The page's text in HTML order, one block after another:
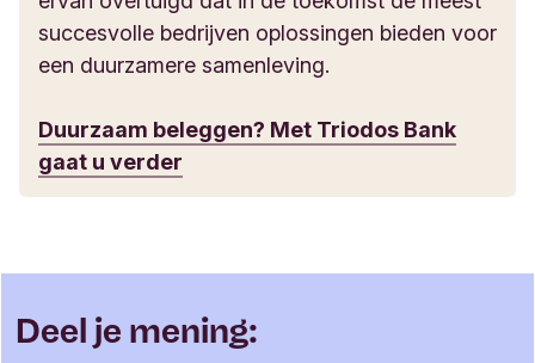
succesvolle bedrijven oplossingen bieden voor
een duurzamere samenleving.
Duurzaam beleggen? Met Triodos Bank
gaat u verder
Deel je mening: